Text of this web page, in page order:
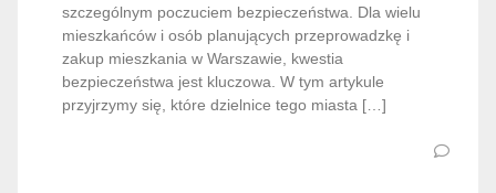
szczególnym poczuciem bezpieczeństwa. Dla wielu
mieszkańców i osób planujących przeprowadzkę i
zakup mieszkania w Warszawie, kwestia
bezpieczeństwa jest kluczowa. W tym artykule
przyjrzymy się, które dzielnice tego miasta […]